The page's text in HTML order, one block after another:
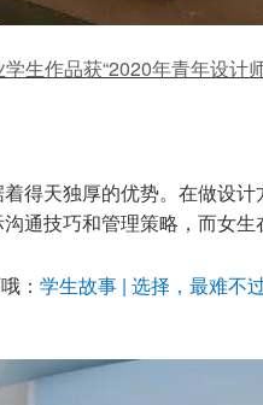
生作品获“2020年青年设计
天独厚的优势。在做设计
技巧和管理策略，而女生
：学生故事 | 选择，最难不